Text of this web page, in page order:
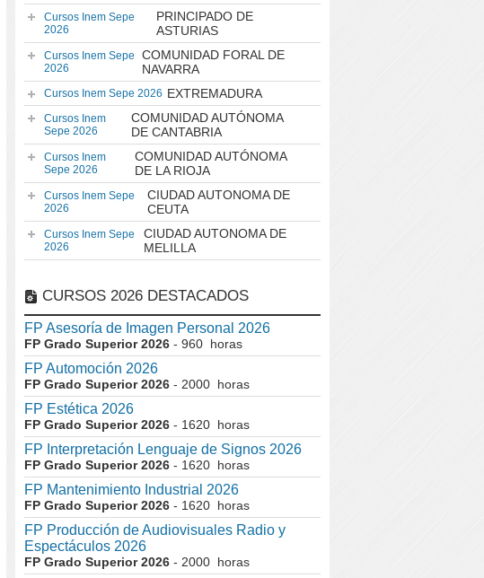
Cursos Inem Sepe
2026
PRINCIPADO DE
ASTURIAS
Cursos Inem Sepe
2026
COMUNIDAD FORAL DE
NAVARRA
Cursos Inem Sepe 2026 EXTREMADURA
Cursos Inem
Sepe 2026
COMUNIDAD AUTÓNOMA
DE CANTABRIA
Cursos Inem
Sepe 2026
COMUNIDAD AUTÓNOMA
DE LA RIOJA
Cursos Inem Sepe
2026
CIUDAD AUTONOMA DE
CEUTA
Cursos Inem Sepe
2026
CIUDAD AUTONOMA DE
MELILLA
CURSOS 2026 DESTACADOS
FP Asesoría de Imagen Personal 2026
FP Grado Superior 2026 - 960 horas
FP Automoción 2026
FP Grado Superior 2026 - 2000 horas
FP Estética 2026
FP Grado Superior 2026 - 1620 horas
FP Interpretación Lenguaje de Signos 2026
FP Grado Superior 2026 - 1620 horas
FP Mantenimiento Industrial 2026
FP Grado Superior 2026 - 1620 horas
FP Producción de Audiovisuales Radio y
Espectáculos 2026
FP Grado Superior 2026 - 2000 horas